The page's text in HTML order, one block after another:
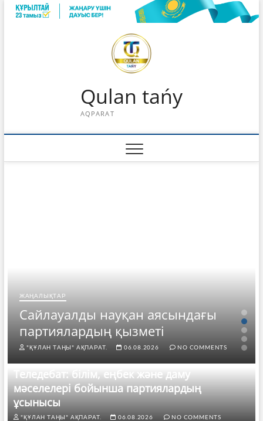
Skip
Qulan tańy
AQPARAT
ЖАҢАЛЫҚТАР
Сайлауалды науқан аясындағы
партиялардың қызметі
"ҚҰЛАН ТАҢЫ" АҚПАРАТ. 06.08.2026 NO COMMENTS
Теледебат: білім, еңбек және даму
мәселелері бойынша партиялардың
ұсынысы
"ҚҰЛАН ТАҢЫ" АҚПАРАТ. 06.08.2026 NO COMMENTS